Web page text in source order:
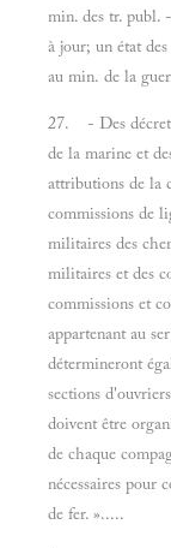
min. des tr. publ.
à jour; un état
au min. de la
27. - Des
de la marine et
attributions de la
commissions de
militaires des
militaires et des
commissions et
appartenant au
détermineront
sections
doivent être
de chaque
nécessaires pour
de fer. ».....